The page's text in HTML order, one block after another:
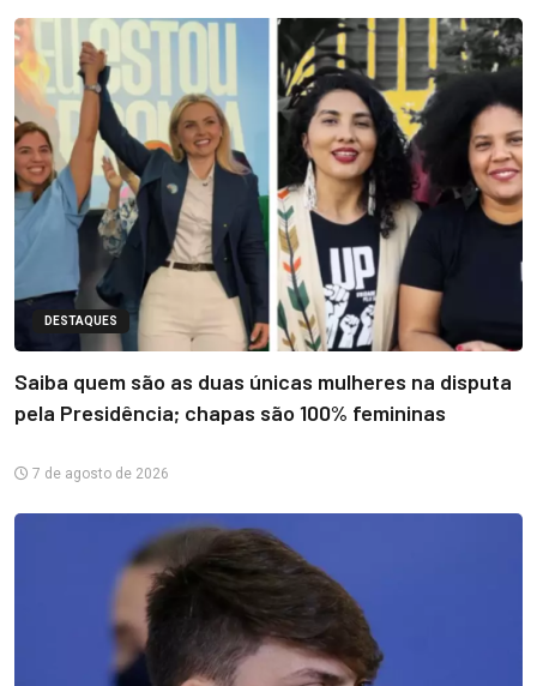
DESTAQUES
Saiba quem são as duas únicas mulheres na disputa
pela Presidência; chapas são 100% femininas
7 de agosto de 2026